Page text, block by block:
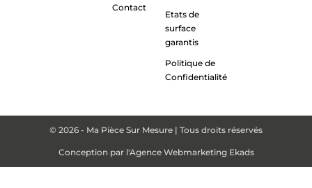
Contact
Etats de
surface
garantis
Politique de
Confidentialité
© 2026 - Ma Pièce Sur Mesure | Tous droits réservés
Conception par l'Agence Webmarketing Ekads